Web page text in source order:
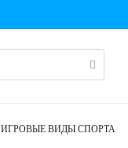
ИГРОВЫЕ ВИДЫ СПОРТА